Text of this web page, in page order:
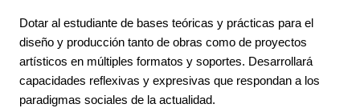
Dotar al estudiante de bases teóricas y prácticas para el
diseño y producción tanto de obras como de proyectos
artísticos en múltiples formatos y soportes. Desarrollará
capacidades reflexivas y expresivas que respondan a los
paradigmas sociales de la actualidad.